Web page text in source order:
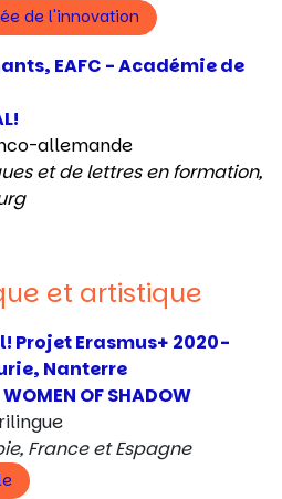
de l'innovation
EAFC - Académie de
allemande
et de lettres en formation,
et artistique
Projet Erasmus+ 2020-
Nanterre
OF SHADOW
France et Espagne